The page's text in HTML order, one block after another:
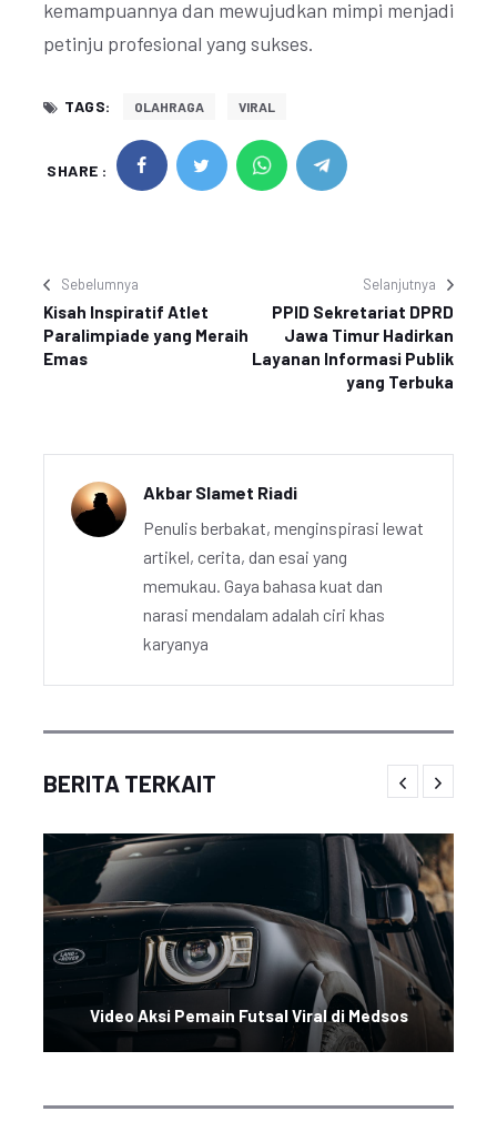
kemampuannya dan mewujudkan mimpi menjadi
petinju profesional yang sukses.
TAGS: OLAHRAGA VIRAL
SHARE :
Sebelumnya
Kisah Inspiratif Atlet
Paralimpiade yang Meraih
Emas
Selanjutnya
PPID Sekretariat DPRD
Jawa Timur Hadirkan
Layanan Informasi Publik
yang Terbuka
Akbar Slamet Riadi
Penulis berbakat, menginspirasi lewat
artikel, cerita, dan esai yang
memukau. Gaya bahasa kuat dan
narasi mendalam adalah ciri khas
karyanya
BERITA TERKAIT
Video Aksi Pemain Futsal Viral di Medsos